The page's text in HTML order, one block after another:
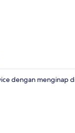
dengan menginap